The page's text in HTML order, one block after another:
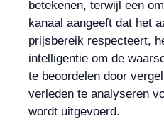
betekenen, terwijl een
kanaal aangeeft dat het
prijsbereik respecteert,
intelligentie om de
te beoordelen door
verleden te analyseren
wordt uitgevoerd.